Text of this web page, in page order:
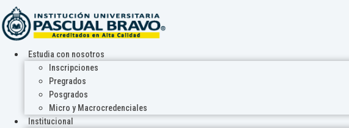
Estudia con nosotros
Inscripciones
Pregrados
Posgrados
Micro y Macrocredenciales
Institucional